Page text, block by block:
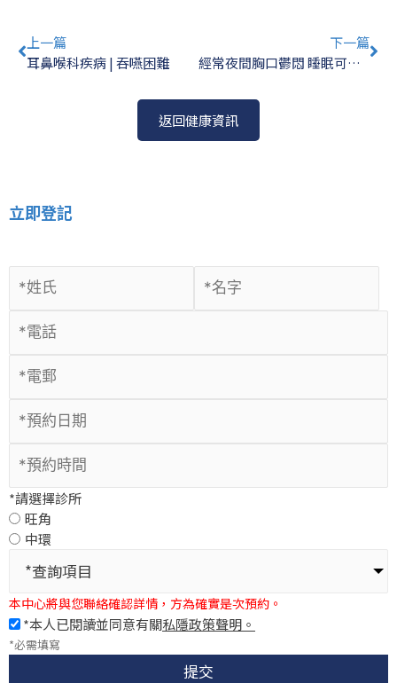
Prev
上一篇
耳鼻喉科疾病 | 吞嚥困難
下一篇
經常夜間胸口鬱悶 睡眠可能存在危機
返回健康資訊
立即登記
*請選擇診所
旺角
中環
*查詢項目
本中心將與您聯絡確認詳情，方為確實是次預約。
*本人已閱讀並同意有關私隱政策聲明。
*必需填寫
提交